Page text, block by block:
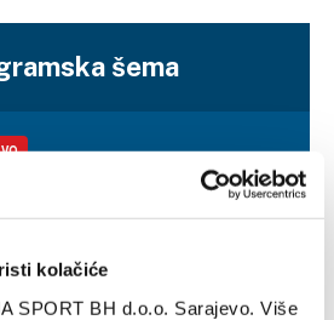
kolačiće
SPORT BH d.o.o. Sarajevo. Više
šema